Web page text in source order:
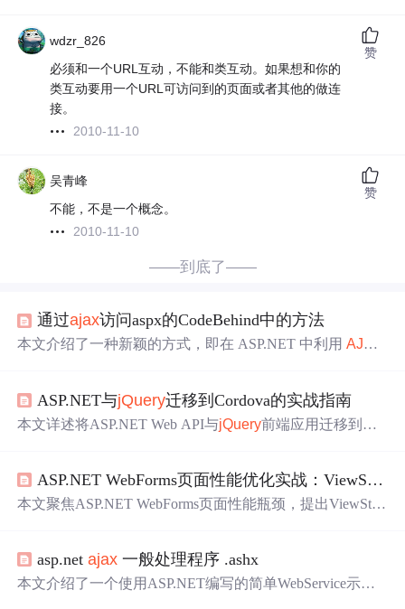
wdzr_826
必须和一个URL互动，不能和类互动。如果想和你的
类互动要用一个URL可访问到的页面或者其他的做连
接。
2010-11-10
赞
吴青峰
不能，不是一个概念。
2010-11-10
赞
——到底了——
通过ajax访问aspx的CodeBehind中的方法
本文介绍了一种新颖的方式，即在 ASP.NET 中利用AJAX
实现这一功能。
ASP.NET与jQuery迁移到Cordova的实战指南
本文详述将ASP.NET Web API与jQuery前端应用迁移到Apa
权限处理、jQueryMobile冲突解决、性能优化（虚拟滚动/
CSS3动画）、原生插件集成、安全加固（ CSP/SecureStora
南。
ASP.NET WebForms页面性能优化实战：ViewState瘦身、Repeater替代与
本文聚焦ASP.NET WebForms页面性能瓶颈，提出ViewStat
重型控件、Fetch并行调用+超时熔断，将医保查询页首屏
耗时从2.8秒降至340ms（提升8.2倍）。方案不依赖架构升
asp.netajax 一般处理程序 .ashx
本文介绍了一个使用ASP.NET编写的简单WebService示